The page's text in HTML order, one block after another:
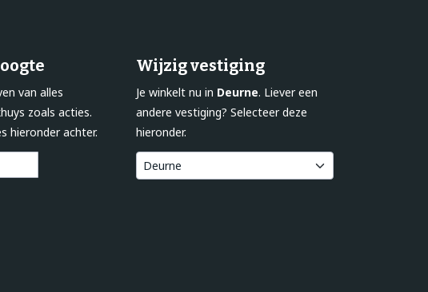
van alles
zoals acties.
hieronder achter.
Wijzig vestiging
Je winkelt nu in Deurne. Liever een
andere vestiging? Selecteer deze
hieronder.